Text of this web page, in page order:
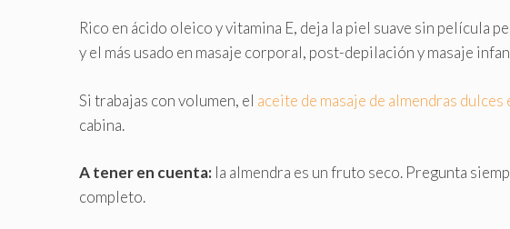
Rico en ácido oleico y vitamina E, deja la piel suave sin película
y el más usado en masaje corporal, post-depilación y masaje
Si trabajas con volumen, el aceite de masaje de almendras
cabina.
A tener en cuenta: la almendra es un fruto seco. Pregunta
completo.